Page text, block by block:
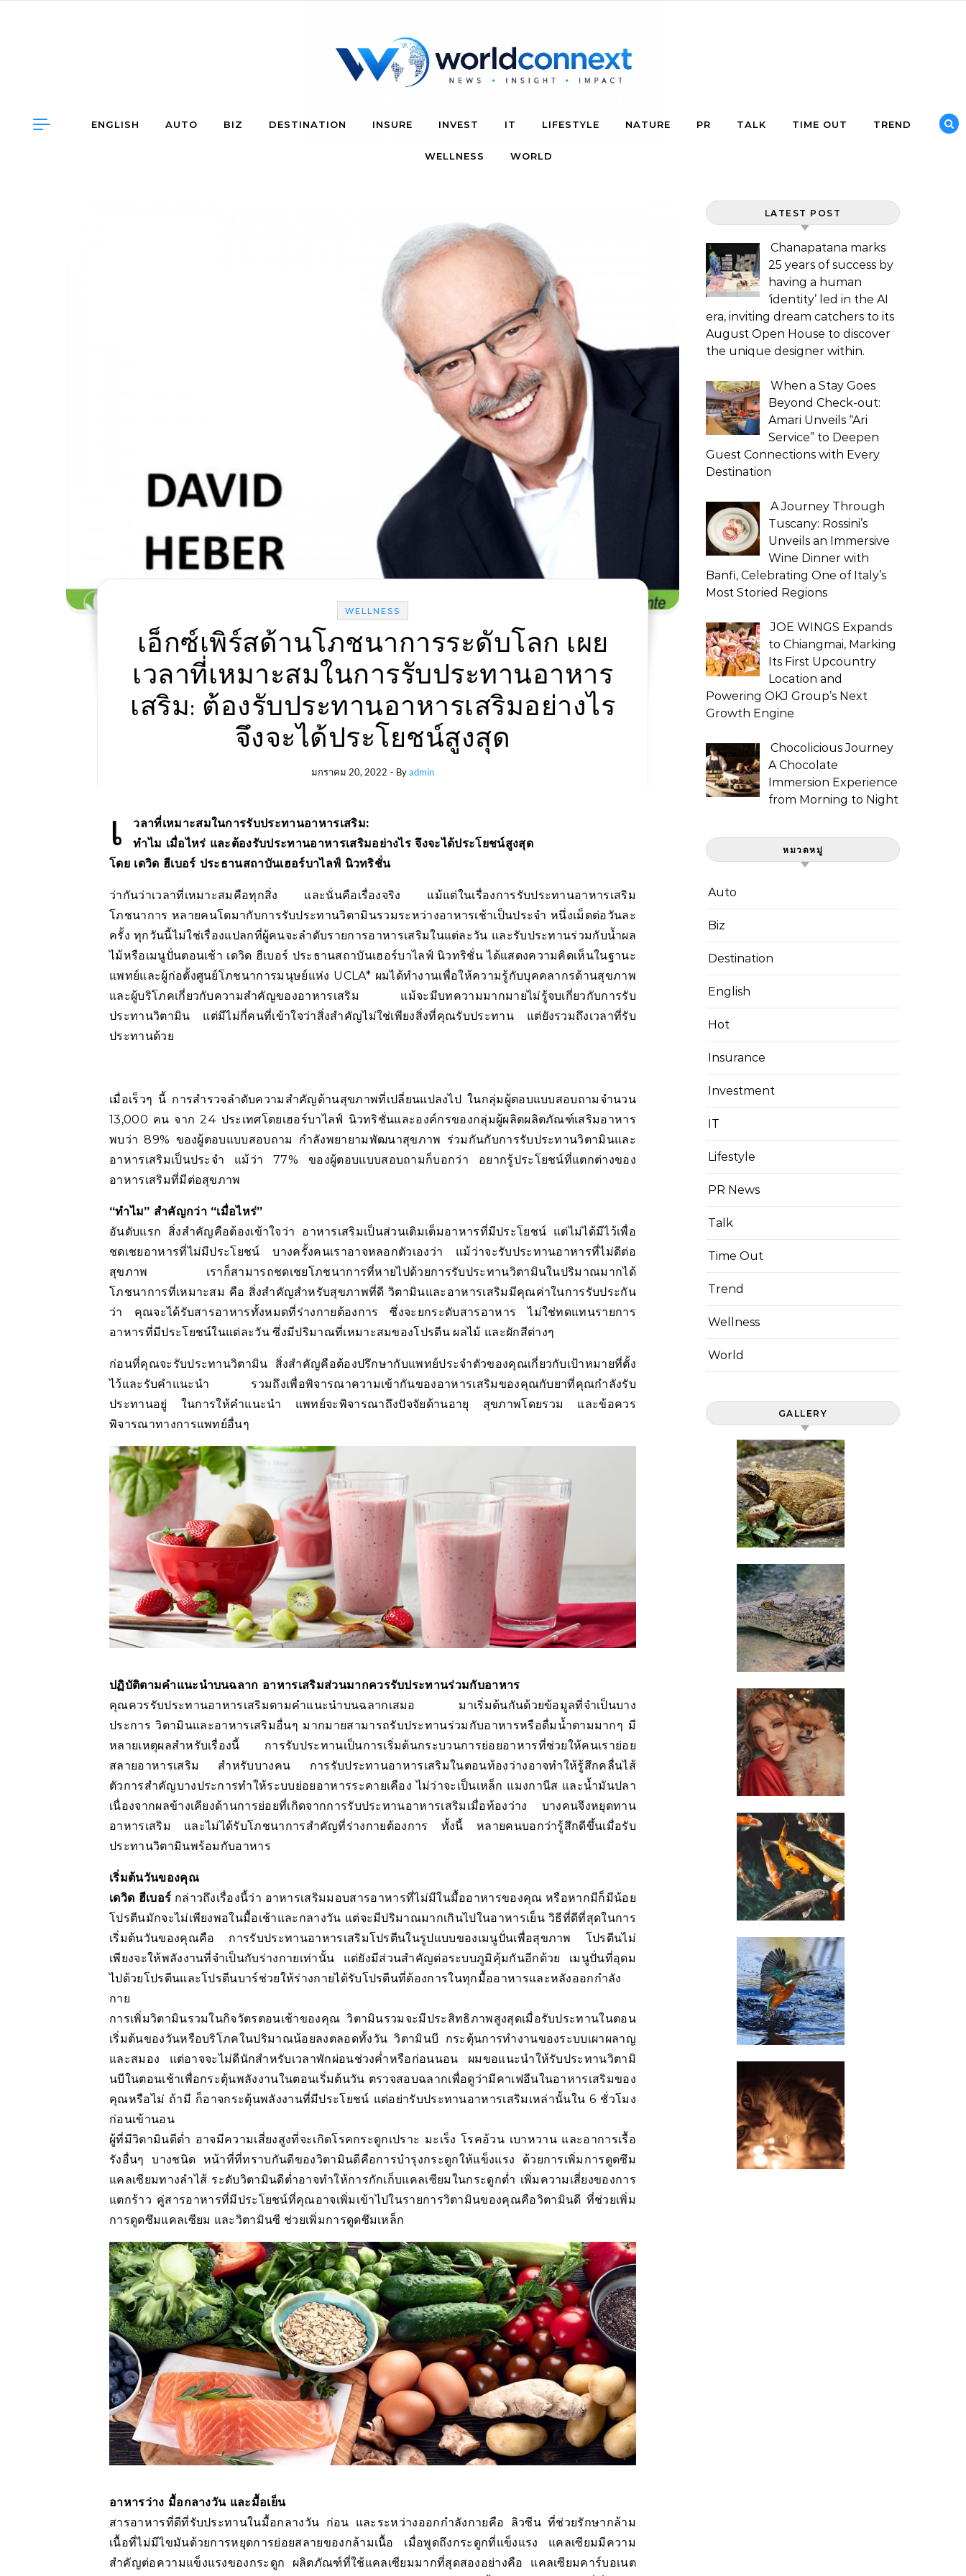
ENGLISH AUTO BIZ DESTINATION INSURE INVEST IT LIFESTYLE NATURE PR TALK TIME OUT TREND
WELLNESS WORLD
WELLNESS
เอ็กซ์​เพิร์ส​ด้านโภชนาการ​ระดับ​โลก​ เผย
เวลาที่เหมาะสมในการรับประทานอาหาร
เสริม: ต้องรับประทานอาหารเสริมอย่างไร
จึงจะได้ประโยชน์สูงสุด
มกราคม 20, 2022 - Byadmin
เ
วลาที่เหมาะสมในการรับประทานอาหารเสริม:
ทำไม เมื่อไหร่ และต้องรับประทานอาหารเสริมอย่างไร จึงจะได้ประโยชน์สูงสุด
โดย เดวิด ฮีเบอร์ ประธานสถาบันเฮอร์บาไลฟ์ นิวทริชั่น
ว่ากันว่าเวลาที่เหมาะสมคือทุกสิ่ง และนั่นคือเรื่องจริง แม้แต่ในเรื่องการรับประทานอาหารเสริม
โภชนาการ หลายคนโตมากับการรับประทานวิตามินรวมระหว่างอาหารเช้าเป็นประจำ หนึ่งเม็ดต่อวันละ
ครั้ง ทุกวันนี้ไม่ใช่เรื่องแปลกที่ผู้คนจะลำดับรายการอาหารเสริมในแต่ละวัน และรับประทานร่วมกับน้ำผล
ไม้หรือเมนูปั่นตอนเช้า เดวิด ฮีเบอร์ ประธานสถาบันเฮอร์บาไลฟ์ นิวทริชั่น ได้แสดงความคิดเห็นในฐานะ
แพทย์และผู้ก่อตั้งศูนย์โภชนาการมนุษย์แห่ง UCLA* ผมได้ทำงานเพื่อให้ความรู้กับบุคคลากรด้านสุขภาพ
และผู้บริโภคเกี่ยวกับความสำคัญของอาหารเสริม แม้จะมีบทความมากมายไม่รู้จบเกี่ยวกับการรับ
ประทานวิตามิน แต่มีไม่กี่คนที่เข้าใจว่าสิ่งสำคัญไม่ใช่เพียงสิ่งที่คุณรับประทาน แต่ยังรวมถึงเวลาที่รับ
ประทานด้วย
เมื่อเร็วๆ นี้ การสำรวจลำดับความสำคัญด้านสุขภาพที่เปลี่ยนแปลงไป ในกลุ่มผู้ตอบแบบสอบถามจำนวน
13,000 คน จาก 24 ประเทศโดยเฮอร์บาไลฟ์ นิวทริชั่นและองค์กรของกลุ่มผู้ผลิตผลิตภัณฑ์เสริมอาหาร
พบว่า 89% ของผู้ตอบแบบสอบถาม กำลังพยายามพัฒนาสุขภาพ ร่วมกันกับการรับประทานวิตามินและ
อาหารเสริมเป็นประจำ แม้ว่า 77% ของผู้ตอบแบบสอบถามก็บอกว่า อยากรู้ประโยชน์ที่แตกต่างของ
อาหารเสริมที่มีต่อสุขภาพ
“ทำไม” สำคัญกว่า “เมื่อไหร่”
อันดับแรก สิ่งสำคัญคือต้องเข้าใจว่า อาหารเสริมเป็นส่วนเติมเต็มอาหารที่มีประโยชน์ แต่ไม่ได้มีไว้เพื่อ
ชดเชยอาหารที่ไม่มีประโยชน์ บางครั้งคนเราอาจหลอกตัวเองว่า แม้ว่าจะรับประทานอาหารที่ไม่ดีต่อ
สุขภาพ เราก็สามารถชดเชยโภชนาการที่หายไปด้วยการรับประทานวิตามินในปริมาณมากได้
โภชนาการที่เหมาะสม คือ สิ่งสำคัญสำหรับสุขภาพที่ดี วิตามินและอาหารเสริมมีคุณค่าในการรับประกัน
ว่า คุณจะได้รับสารอาหารทั้งหมดที่ร่างกายต้องการ ซึ่งจะยกระดับสารอาหาร ไม่ใช่ทดแทนรายการ
อาหารที่มีประโยชน์ในแต่ละวัน ซึ่งมีปริมาณที่เหมาะสมของโปรตีน ผลไม้ และผักสีต่างๆ
ก่อนที่คุณจะรับประทานวิตามิน สิ่งสำคัญคือต้องปรึกษากับแพทย์ประจำตัวของคุณเกี่ยวกับเป้าหมายที่ตั้ง
ไว้และรับคำแนะนำ รวมถึงเพื่อพิจารณาความเข้ากันของอาหารเสริมของคุณกับยาที่คุณกำลังรับ
ประทานอยู่ ในการให้คำแนะนำ แพทย์จะพิจารณาถึงปัจจัยด้านอายุ สุขภาพโดยรวม และข้อควร
พิจารณาทางการแพทย์อื่นๆ
ปฏิบัติตามคำแนะนำบนฉลาก อาหารเสริมส่วนมากควรรับประทานร่วมกับอาหาร
คุณควรรับประทานอาหารเสริมตามคำแนะนำบนฉลากเสมอ มาเริ่มต้นกันด้วยข้อมูลที่จำเป็นบาง
ประการ วิตามินและอาหารเสริมอื่นๆ มากมายสามารถรับประทานร่วมกับอาหารหรือดื่มน้ำตามมากๆ มี
หลายเหตุผลสำหรับเรื่องนี้ การรับประทานเป็นการเริ่มต้นกระบวนการย่อยอาหารที่ช่วยให้คนเราย่อย
สลายอาหารเสริม สำหรับบางคน การรับประทานอาหารเสริมในตอนท้องว่างอาจทำให้รู้สึกคลื่นไส้
ตัวการสำคัญบางประการทำให้ระบบย่อยอาหารระคายเคือง ไม่ว่าจะเป็นเหล็ก แมงกานีส และน้ำมันปลา
เนื่องจากผลข้างเคียงด้านการย่อยที่เกิดจากการรับประทานอาหารเสริมเมื่อท้องว่าง บางคนจึงหยุดทาน
อาหารเสริม และไม่ได้รับโภชนาการสำคัญที่ร่างกายต้องการ​ ​ทั้งนี้ หลายคนบอกว่ารู้สึกดีขึ้นเมื่อรับ
ประทานวิตามินพร้อมกับอาหาร
เริ่มต้นวันของคุณ
เดวิด ฮีเบอร์ กล่าวถึงเรื่องนี้ว่า อาหารเสริมมอบสารอาหารที่ไม่มีในมื้ออาหารของคุณ หรือหากมีก็มีน้อย
โปรตีนมักจะไม่เพียงพอในมื้อเช้าและกลางวัน แต่จะมีปริมาณมากเกินไปในอาหารเย็น วิธีที่ดีที่สุดในการ
เริ่มต้นวันของคุณคือ การรับประทานอาหารเสริมโปรตีนในรูปแบบของเมนูปั่นเพื่อสุขภาพ โปรตีนไม่
เพียงจะให้พลังงานที่จำเป็นกับร่างกายเท่านั้น แต่ยังมีส่วนสำคัญต่อระบบภูมิคุ้มกันอีกด้วย เมนูปั่นที่อุดม
ไปด้วยโปรตีนและโปรตีนบาร์ช่วยให้ร่างกายได้รับโปรตีนที่ต้องการในทุกมื้ออาหารและหลังออกกำลัง
กาย
การเพิ่มวิตามินรวมในกิจวัตรตอนเช้าของคุณ วิตามินรวมจะมีประสิทธิภาพสูงสุดเมื่อรับประทานในตอน
เริ่มต้นของวันหรือบริโภคในปริมาณน้อยลงตลอดทั้งวัน วิตามินบี กระตุ้นการทำงานของระบบเผาผลาญ
และสมอง แต่อาจจะไม่ดีนักสำหรับเวลาพักผ่อนช่วงค่ำหรือก่อนนอน ผมขอแนะนำให้รับประทานวิตามิ
นบีในตอนเช้าเพื่อกระตุ้นพลังงานในตอนเริ่มต้นวัน ตรวจสอบฉลากเพื่อดูว่ามีคาเฟอีนในอาหารเสริมของ
คุณหรือไม่ ถ้ามี ก็อาจกระตุ้นพลังงานที่มีประโยชน์ แต่อย่ารับประทานอาหารเสริมเหล่านั้นใน 6 ชั่วโมง
ก่อนเข้านอน
ผู้ที่มีวิตามินดีต่ำ อาจมีความเสี่ยงสูงที่จะเกิดโรคกระดูกเปราะ มะเร็ง โรคอ้วน เบาหวาน และอาการเรื้อ
รังอื่นๆ บางชนิด หน้าที่ที่ทราบกันดีของวิตามินดีคือการบำรุงกระดูกให้แข็งแรง ด้วยการเพิ่มการดูดซึม
แคลเซียมทางลำไส้ ระดับวิตามินดีต่ำอาจทำให้การกักเก็บแคลเซียมในกระดูกต่ำ เพิ่มความเสี่ยงของการ
แตกร้าว คู่สารอาหารที่มีประโยชน์ที่คุณอาจเพิ่มเข้าไปในรายการวิตามินของคุณคือวิตามินดี ที่ช่วยเพิ่ม
การดูดซึมแคลเซียม และวิตามินซี ช่วยเพิ่มการดูดซึมเหล็ก
อาหารว่าง มื้อกลางวัน และมื้อเย็น
สารอาหารที่ดีที่รับประทานในมื้อกลางวัน ก่อน และระหว่างออกกำลังกายคือ ลิวซีน ที่ช่วยรักษากล้าม
เนื้อที่ไม่มีไขมันด้วยการหยุดการย่อยสลายของกล้ามเนื้อ เมื่อพูดถึงกระดูกที่แข็งแรง แคลเซียมมีความ
สำคัญต่อความแข็งแรงของกระดูก ผลิตภัณฑ์ที่ใช้แคลเซียมมากที่สุดสองอย่างคือ แคลเซียมคาร์บอเนต
LATEST POST
Chanapatana marks
25 years of success by
having a human
‘identity’ led in the AI
era, inviting dream catchers to its
August Open House to discover
the unique designer within.
When a Stay Goes
Beyond Check-out:
Amari Unveils “Ari
Service” to Deepen
Guest Connections with Every
Destination
A Journey Through
Tuscany: Rossini’s
Unveils an Immersive
Wine Dinner with
Banfi, Celebrating One of Italy’s
Most Storied Regions
JOE WINGS Expands
to Chiangmai, Marking
Its First Upcountry
Location and
Powering OKJ Group’s Next
Growth Engine
Chocolicious Journey
A Chocolate
Immersion Experience
from Morning to Night
หมวดหมู่
Auto
Biz
Destination
English
Hot
Insurance
Investment
IT
Lifestyle
PR News
Talk
Time Out
Trend
Wellness
World
GALLERY